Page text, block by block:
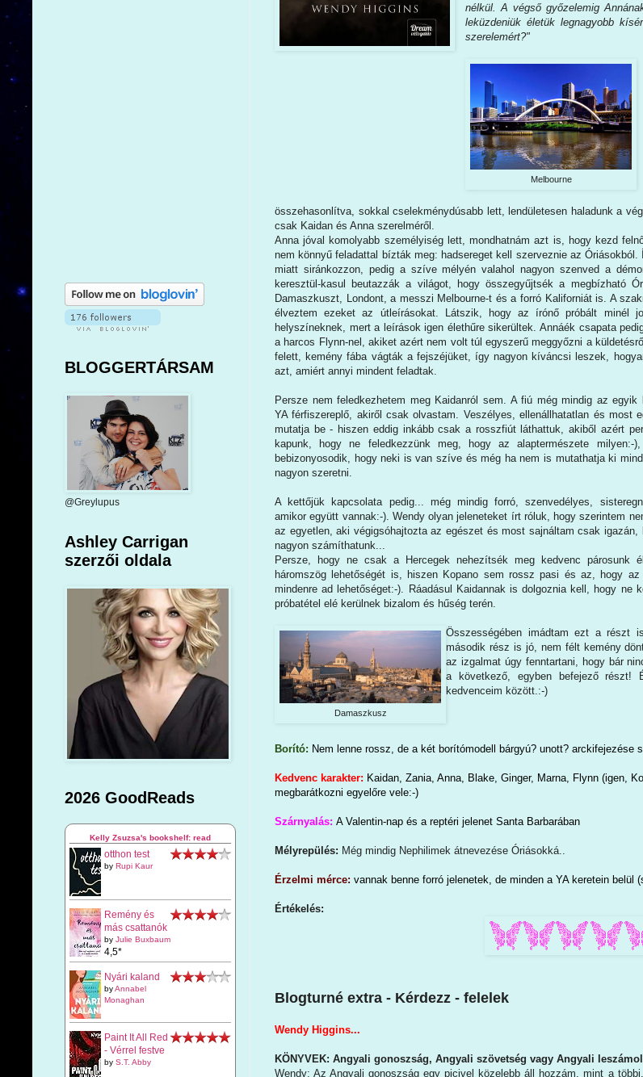
nélkül. A végső győzelemig
leküzdeniük életük legnagyobb
szerelemért?"
Melbourne
összehasonlítva, sokkal cselekménydúsabb lett, lendületesen haladunk a
csak Kaidan és Anna szerelméről.
Anna jóval komolyabb személyiség lett, mondhatnám azt is, hogy kezd
nem könnyű feladattal bízták meg: hadsereget kell szerveznie az
miatt siránkozzon, pedig a szíve mélyén valahol nagyon szenved a
keresztül-kasul beutazzák a világot, hogy összegyűjtsék a megbízható
Damaszkuszt, Londont, a messzi Melbourne-t és a forró Kaliforniát is. A
élveztem ezeket az útleírásokat. Látszik, hogy az írónő próbált minél
helyszíneknek, mert a leírások igen élethűre sikerültek. Annáék csapata
a harcos Flynn-nel, akiket azért nem volt túl egyszerű meggyőzni a
felett, kemény fába vágták a fejszéjüket, így nagyon kíváncsi leszek,
azt, amiért annyi mindent feladtak.
Persze nem feledkezhetem meg Kaidanról sem. A fiú még mindig az egyik
YA férfiszereplő, akiről csak olvastam. Veszélyes, ellenállhatatlan és most
mutatja be - hiszen eddig inkább csak a rosszfiút láthattuk, akiből azért
kapunk, hogy ne feledkezzünk meg, hogy az alaptermészete milyen:-),
bebizonyosodik, hogy neki is van szíve és még ha nem is mutathatja ki
nagyon szeretni.
A kettőjük kapcsolata pedig... még mindig forró, szenvedélyes,
amikor együtt vannak:-). Wendy olyan jeleneteket írt róluk, hogy szerintem
az egyetlen, aki végigsóhajtozta az egészet és most sajnáltam csak
nagyon számíthatunk...
Persze, hogy ne csak a Hercegek nehezítsék meg kedvenc párosunk
háromszög lehetőségét is, hiszen Kopano sem rossz pasi és az, hogy
mindenre ad lehetőséget:-). Ráadásul Kaidannak is dolgoznia kell, hogy
próbatétel elé kerülnek bizalom és hűség terén.
Damaszkusz
Összességében imádtam ezt a részt
második rész is jó, nem félt kemény
az izgalmat úgy fenntartani, hogy bár
a következő, egyben befejező
kedvenceim között.:-)
Borító: Nem lenne rossz, de a két borítómodell bárgyú? unott? arckifejezése
Kedvenc karakter: Kaidan, Zania, Anna, Blake, Ginger, Marna, Flynn (igen,
megbarátkozni egyelőre vele:-)
Szárnyalás: A Valentin-nap és a reptéri jelenet Santa Barbarában
Mélyrepülés: Még mindig Nephilimek átnevezése Óriásokká..
Érzelmi mérce: vannak benne forró jelenetek, de minden a YA keretein belül
Értékelés:
Blogturné extra - Kérdezz - felelek
Wendy Higgins...
KÖNYVEK: Angyali gonoszság, Angyali szövetség vagy Angyali
Wendy: Az Angyali gonoszság egy picivel közelebb áll hozzám, mint a
BLOGGERTÁRSAM
@Greylupus
Ashley Carrigan
szerzői oldala
2026 GoodReads
Kelly Zsuzsa's bookshelf: read
otthon test
by Rupi Kaur
Remény és
más csattanók
by Julie Buxbaum
4,5*
Nyári kaland
byAnnabel
Monaghan
Paint It All Red
- Vérrel festve
by S.T. Abby